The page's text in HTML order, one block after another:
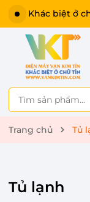
Khác biệt ở
Trang chủ Tủ
Tủ lạnh